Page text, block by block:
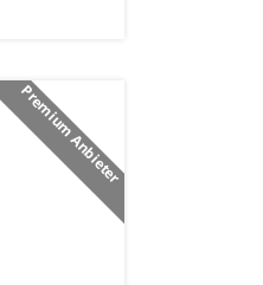
Premium Anbieter